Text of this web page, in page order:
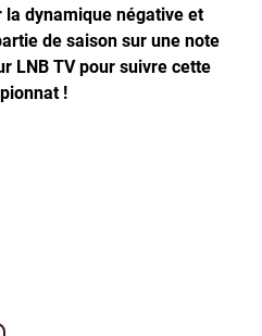
dynamique négative et
de saison sur une note
LNB TV pour suivre cette
!